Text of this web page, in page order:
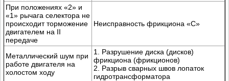
При положениях «2» и
«1» рычага селектора не
происходит торможение
двигателем на II
передаче
Неисправность фрикциона «С»
Металлический шум при
работе двигателя на
холостом ходу
1. Разрушение диска (дисков)
фрикциона (фрикционов)
2. Разрыв сварных швов лопаток
гидротрансформатора